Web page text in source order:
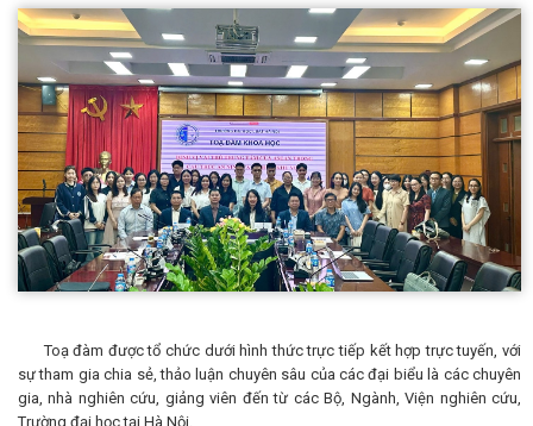
Toạ đàm được tổ chức dưới hình thức trực tiếp kết hợp trực tuyến, với
sự tham gia chia sẻ, thảo luận chuyên sâu của các đại biểu là các chuyên
gia, nhà nghiên cứu, giảng viên đến từ các Bộ, Ngành, Viện nghiên cứu,
Trường đại học tại Hà Nội.